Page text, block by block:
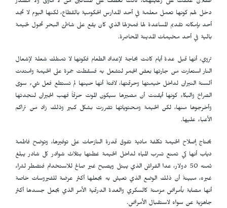
طفلان عكفت على رعايتهما، كانت تعطف على المساكين من لا مأوى ولا مصدر
دخل لهم كونها تعمل معلمة في أحد المدارس الحكومية بالقطاع، لكنها اليوم لا تجد
أحد بإمكانه تقديم المساعدة لها فمنزلها الذي كان يقع على شاطئ البحر تحول لخيمة
بالية في أحد مخيمات المدينة المحاصرة.
تروي، أنها قبل عدة أيام كانت بحاجة لإعداد الطعام فكونها لا تمتلك شعلة لإشعال
النار استعارت من جارتها بعض الجمر لتشعل به فسقطت جمرة على الخيمة وامتدت
ألسنة النيران لداخل خيمتها وحرقتها، لافتةً أنها حينها لم تستطع فعل شيء سوى
الصراخ والبكاء كونها أيقنت أن مصيرها سيكون الموت حرقاً فهب الجيران لنجدتها
وأخرجوها منها، لكن الخيمة ومحتوياتها تضررت بشكل كبير وذلك زاد من تراكم
الأعباء عليها.
يحتاج إصلاح الخيمة تكلفة مادية تفوق قدرة النازحات على توفيرها، وتوضح فاطمة
دياب أنها كي تمنع تسرب المياه لداخل الخيمة غطتها بثلاث شوادر كل شادر يبلغ
ثمنه 50 دولار، عدا الفراش الذي يبتل ويصبح غير صالح للاستخدام فتضطر لشراء
غيره، مبينةً أن ذلك الوضع الذي تعيش به يجعلها أكثر عرضة للفيروسات خاصة
أنها مصابة بأمراض مزمنة كالسكري والغدة الدرقية الأمر الذي يجعل جسدها أكثر
جاهزية عن سواه لاستقبال الأمراض.